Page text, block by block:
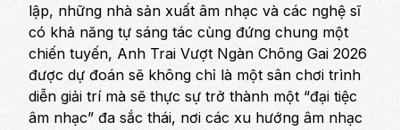
lập, những nhà sản xuất âm nhạc và các nghệ sĩ
có khả năng tự sáng tác cùng đứng chung một
chiến tuyến, Anh Trai Vượt Ngàn Chông Gai 2026
được dự đoán sẽ không chỉ là một sân chơi trình
diễn giải trí mà sẽ thực sự trở thành một “đại tiệc
âm nhạc” đa sắc thái, nơi các xu hướng âm nhạc